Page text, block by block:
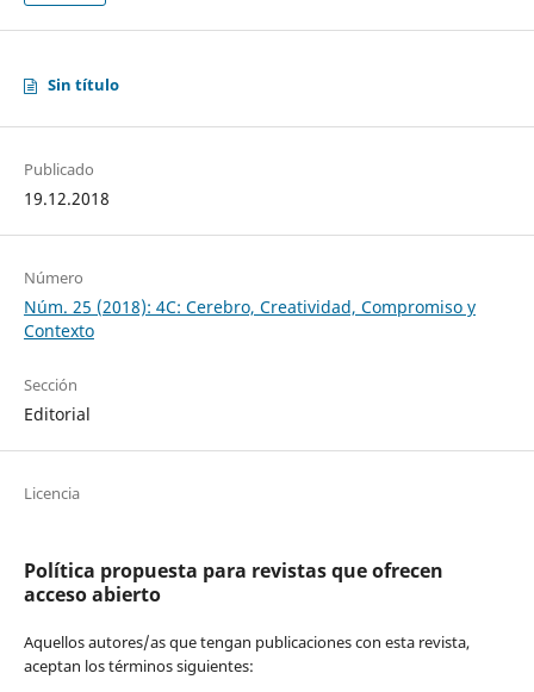
Sin título
Publicado
19.12.2018
Número
Núm. 25 (2018): 4C: Cerebro, Creatividad, Compromiso y
Contexto
Sección
Editorial
Licencia
Política propuesta para revistas que ofrecen
acceso abierto
Aquellos autores/as que tengan publicaciones con esta revista,
aceptan los términos siguientes: